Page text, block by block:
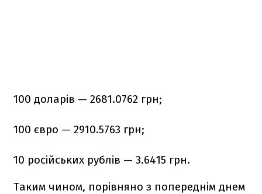
100 доларів — 2681.0762 грн;
100 євро — 2910.5763 грн;
10 російських рублів — 3.6415 грн.
Таким чином, порівняно з попереднім днем